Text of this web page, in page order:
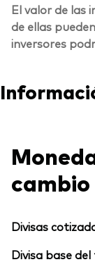
El valor de las
de ellas
inversores
cambio
Divisas
Divisa base